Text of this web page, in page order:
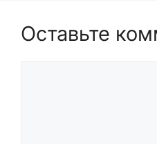
Оставьте